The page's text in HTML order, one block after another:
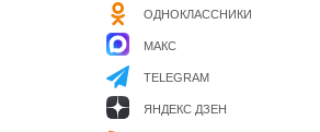
ОДНОКЛАССНИКИ
МАКС
TELEGRAM
ЯНДЕКС ДЗЕН